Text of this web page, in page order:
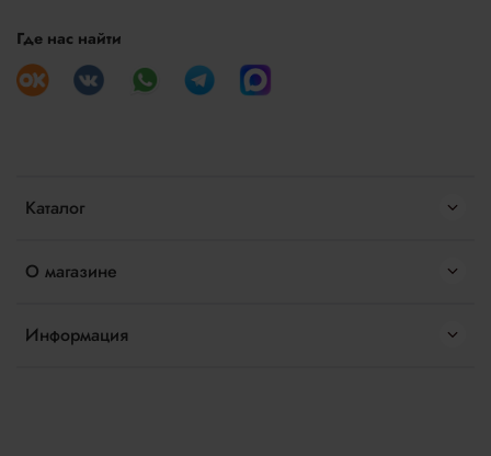
Каталог
О магазине
Информация
Где нас найти